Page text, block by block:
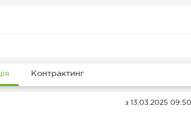
Контрактинг
з 13.03.2025